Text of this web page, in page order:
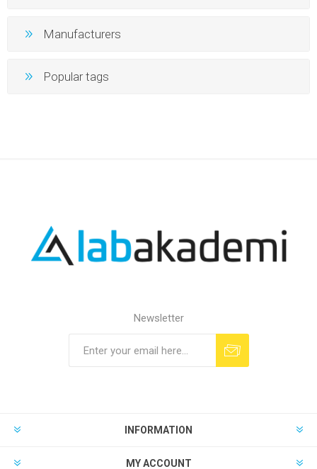
Manufacturers
Popular tags
Newsletter
INFORMATION
MY ACCOUNT